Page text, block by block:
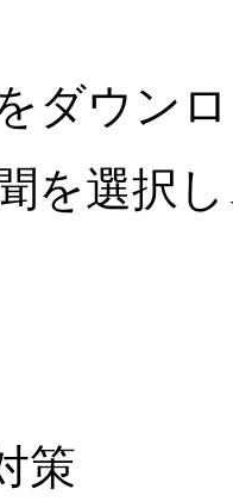
ダウン
を選択
策